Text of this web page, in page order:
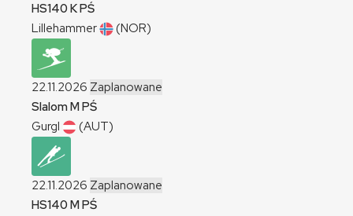
HS140KPŚ
Lillehammer
(NOR)
22.11.2026 Zaplanowane
SlalomMPŚ
Gurgl
(AUT)
22.11.2026 Zaplanowane
HS140MPŚ